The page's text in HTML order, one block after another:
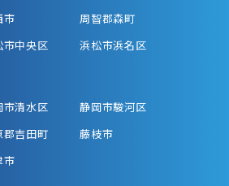
市
周智郡森町
市中央区 浜松市浜名区
市清水区
静岡市駿河区
郡吉田町
藤枝市
市